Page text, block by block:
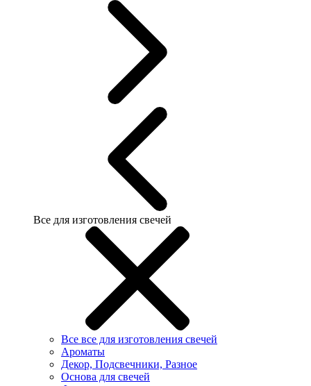
Все для изготовления свечей
Все все для изготовления свечей
Ароматы
Декор, Подсвечники, Разное
Основа для свечей